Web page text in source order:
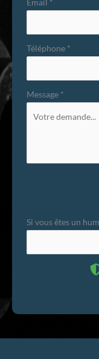
Téléphone *
Message *
Si vous êtes un